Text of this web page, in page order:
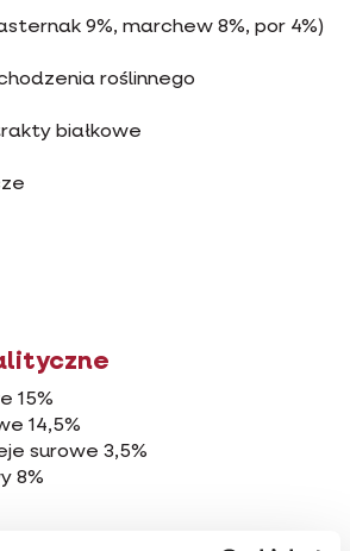
9%, marchew 8%, por 4%)
roślinnego
białkowe
15%
14,5%
surowe 3,5%
8%